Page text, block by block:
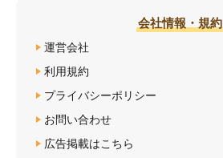
会社情報・規約
運営会社
利用規約
プライバシーポリシー
お問い合わせ
広告掲載はこちら